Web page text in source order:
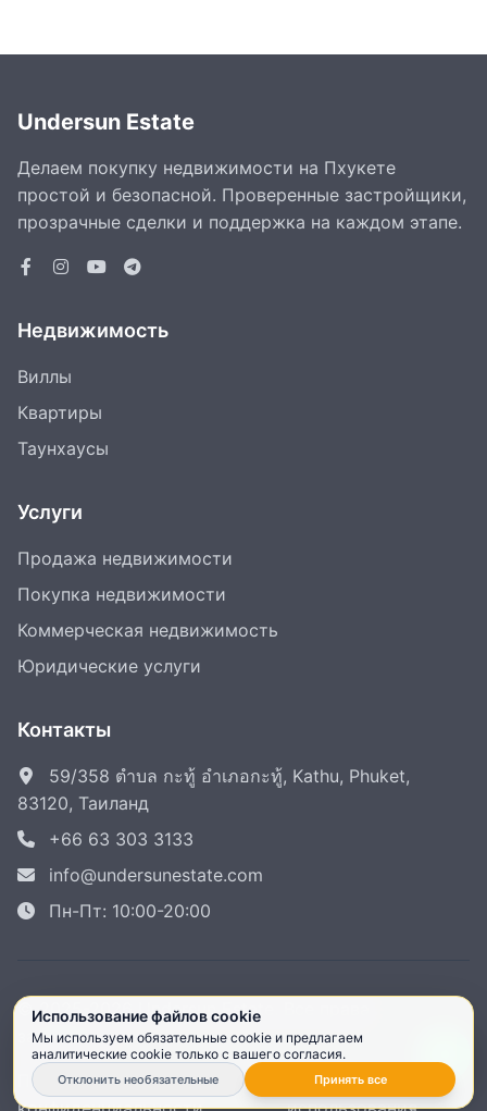
Undersun Estate
Делаем покупку недвижимости на Пхукете
простой и безопасной. Проверенные застройщики,
прозрачные сделки и поддержка на каждом этапе.
Недвижимость
Виллы
Квартиры
Таунхаусы
Услуги
Продажа недвижимости
Покупка недвижимости
Коммерческая недвижимость
Юридические услуги
Контакты
59/358 ตำบล กะทู้ อำเภอกะทู้, Kathu, Phuket,
83120, Таиланд
+66 63 303 3133
info@undersunestate.com
Пн-Пт: 10:00-20:00
© 2025-2026 Undersun Estate. Все права
защищены.
Политика
Условия
Использование файлов cookie
Мы используем обязательные cookie и предлагаем
аналитические cookie только с вашего согласия.
Отклонить необязательные Принять все